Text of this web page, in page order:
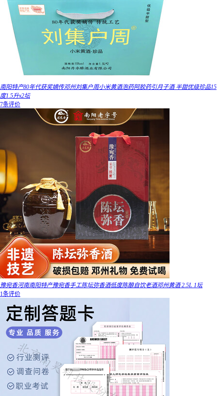
南阳特产80年代获奖嫡传邓州刘集户周小米黄酒泡药阿胶药引月子酒 半甜优级珍品15
度1.5升x2坛
7条评价
豫宛香河南南阳特产豫宛香手工陈坛弥香酒低度陈酿自饮老酒邓州黄酒 2.5L 1坛
1条评价